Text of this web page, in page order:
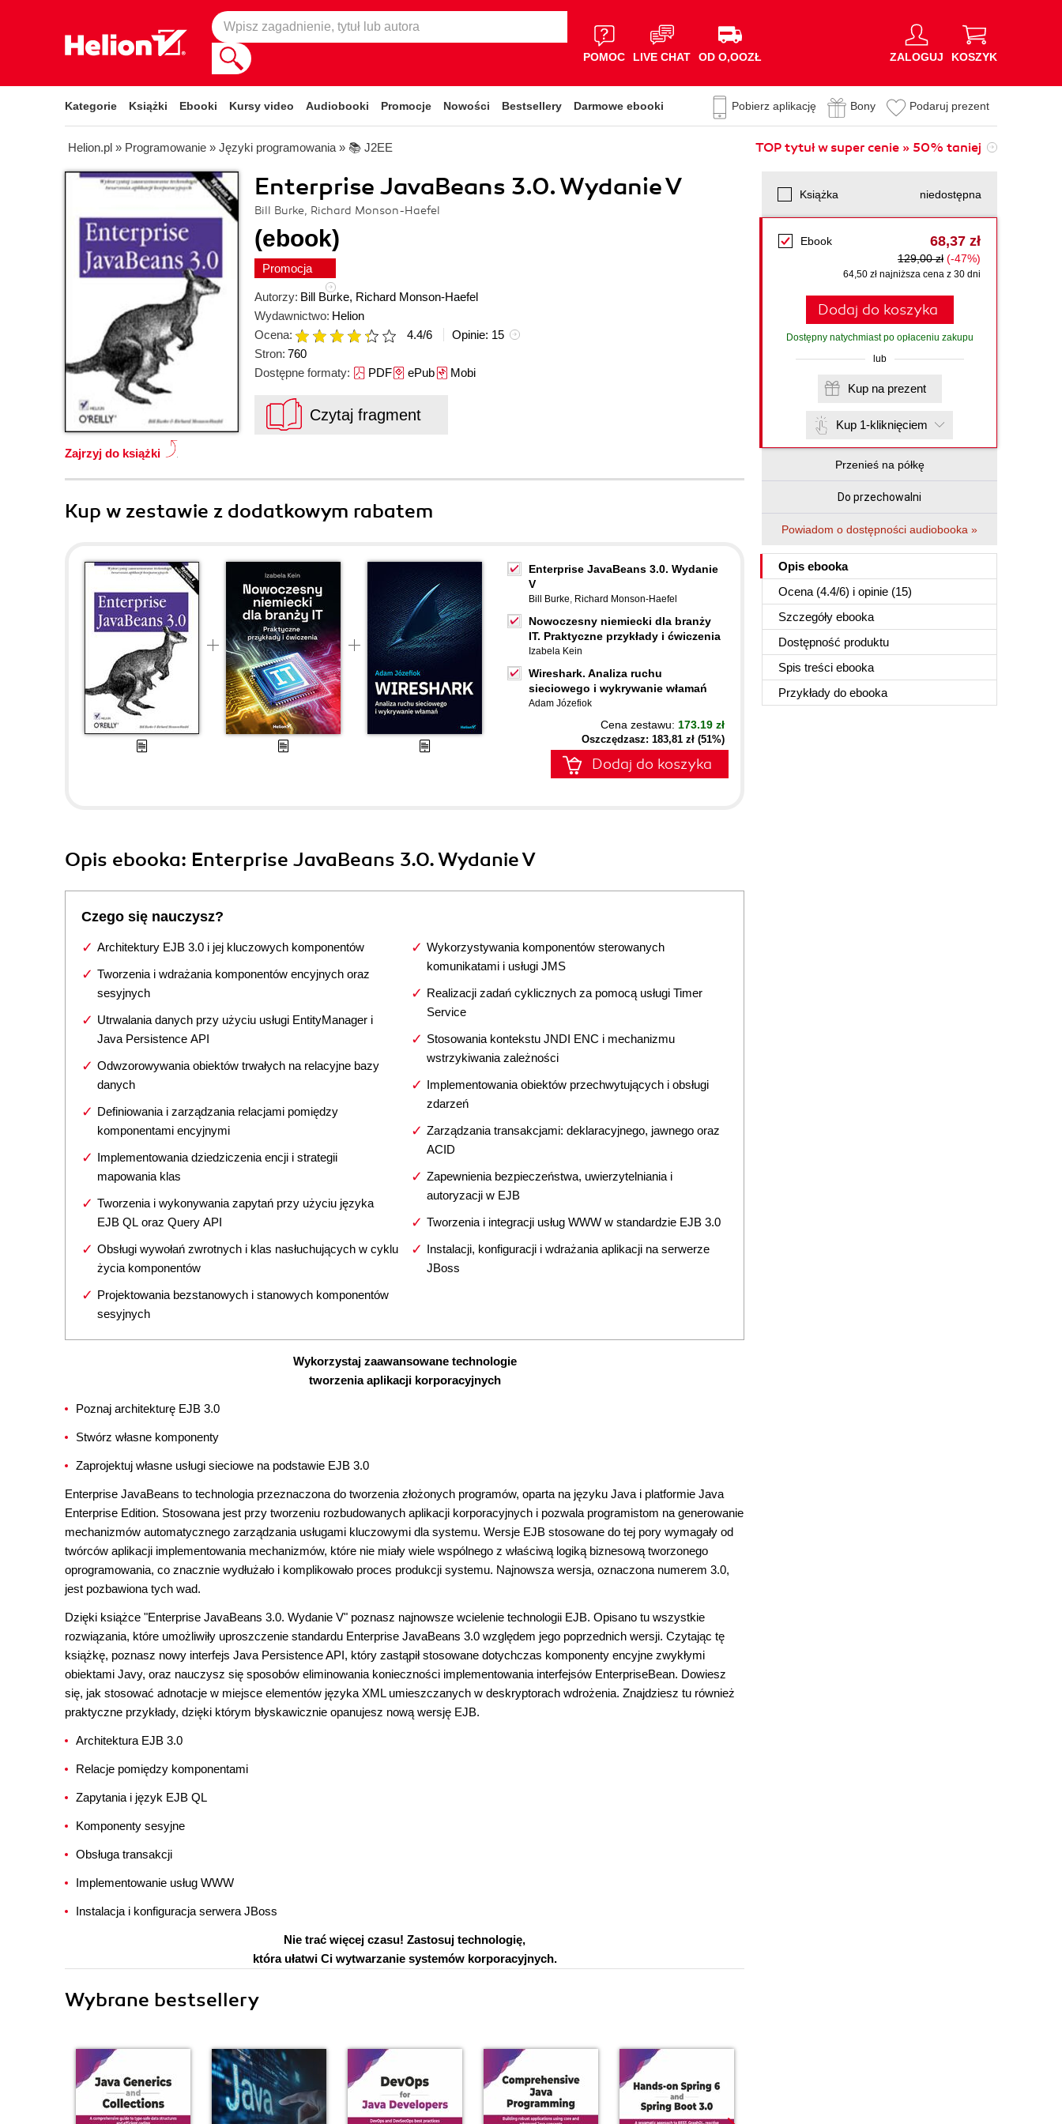
POMOC LIVE CHAT OD O,OOZŁ ZALOGUJ KOSZYK
Kategorie Książki Ebooki Kursy video Audiobooki Promocje Nowości Bestsellery Darmowe ebooki Pobierz aplikację Bony Podaruj prezent
Helion.pl » Programowanie » Języki programowania » 📚 J2EE TOP tytuł w super cenie » 50% taniej
Enterprise JavaBeans 3.0. Wydanie V
Bill Burke, Richard Monson-Haefel
(ebook)
Promocja
Zajrzyj do książki
Autorzy: Bill Burke, Richard Monson-Haefel
Wydawnictwo: Helion
Ocena:
4.4/6 Opinie: 15
Stron: 760
Dostępne formaty: PDFePubMobi
Czytaj fragment
Książka niedostępna
Ebook 68,37 zł
129,00 zł (-47%)
64,50 zł najniższa cena z 30 dni
Dodaj do koszyka
Dostępny natychmiast po opłaceniu zakupu
lub
Kup na prezent
Kup 1-kliknięciem
Przenieś na półkę
Do przechowalni
Powiadom o dostępności audiobooka »
Opis ebooka
Ocena (4.4/6) i opinie (15)
Szczegóły ebooka
Dostępność produktu
Spis treści ebooka
Przykłady do ebooka
Kup w zestawie z dodatkowym rabatem
Enterprise JavaBeans 3.0. Wydanie
V
Bill Burke, Richard Monson-Haefel
Nowoczesny niemiecki dla branży
IT. Praktyczne przykłady i ćwiczenia
Izabela Kein
Wireshark. Analiza ruchu
sieciowego i wykrywanie włamań
Adam Józefiok
Cena zestawu: 173.19 zł
Oszczędzasz: 183,81 zł (51%)
Dodaj do koszyka
Opis ebooka: Enterprise JavaBeans 3.0. Wydanie V
Czego się nauczysz?
Architektury EJB 3.0 i jej kluczowych komponentów
Tworzenia i wdrażania komponentów encyjnych oraz
sesyjnych
Utrwalania danych przy użyciu usługi EntityManager i
Java Persistence API
Odwzorowywania obiektów trwałych na relacyjne bazy
danych
Definiowania i zarządzania relacjami pomiędzy
komponentami encyjnymi
Implementowania dziedziczenia encji i strategii
mapowania klas
Tworzenia i wykonywania zapytań przy użyciu języka
EJB QL oraz Query API
Obsługi wywołań zwrotnych i klas nasłuchujących w cyklu
życia komponentów
Projektowania bezstanowych i stanowych komponentów
sesyjnych
Wykorzystywania komponentów sterowanych
komunikatami i usługi JMS
Realizacji zadań cyklicznych za pomocą usługi Timer
Service
Stosowania kontekstu JNDI ENC i mechanizmu
wstrzykiwania zależności
Implementowania obiektów przechwytujących i obsługi
zdarzeń
Zarządzania transakcjami: deklaracyjnego, jawnego oraz
ACID
Zapewnienia bezpieczeństwa, uwierzytelniania i
autoryzacji w EJB
Tworzenia i integracji usług WWW w standardzie EJB 3.0
Instalacji, konfiguracji i wdrażania aplikacji na serwerze
JBoss
Wykorzystaj zaawansowane technologie
tworzenia aplikacji korporacyjnych
Poznaj architekturę EJB 3.0
Stwórz własne komponenty
Zaprojektuj własne usługi sieciowe na podstawie EJB 3.0
Enterprise JavaBeans to technologia przeznaczona do tworzenia złożonych programów, oparta na języku Java i platformie Java
Enterprise Edition. Stosowana jest przy tworzeniu rozbudowanych aplikacji korporacyjnych i pozwala programistom na generowanie
mechanizmów automatycznego zarządzania usługami kluczowymi dla systemu. Wersje EJB stosowane do tej pory wymagały od
twórców aplikacji implementowania mechanizmów, które nie miały wiele wspólnego z właściwą logiką biznesową tworzonego
oprogramowania, co znacznie wydłużało i komplikowało proces produkcji systemu. Najnowsza wersja, oznaczona numerem 3.0,
jest pozbawiona tych wad.
Dzięki książce "Enterprise JavaBeans 3.0. Wydanie V" poznasz najnowsze wcielenie technologii EJB. Opisano tu wszystkie
rozwiązania, które umożliwiły uproszczenie standardu Enterprise JavaBeans 3.0 względem jego poprzednich wersji. Czytając tę
książkę, poznasz nowy interfejs Java Persistence API, który zastąpił stosowane dotychczas komponenty encyjne zwykłymi
obiektami Javy, oraz nauczysz się sposobów eliminowania konieczności implementowania interfejsów EnterpriseBean. Dowiesz
się, jak stosować adnotacje w miejsce elementów języka XML umieszczanych w deskryptorach wdrożenia. Znajdziesz tu również
praktyczne przykłady, dzięki którym błyskawicznie opanujesz nową wersję EJB.
Architektura EJB 3.0
Relacje pomiędzy komponentami
Zapytania i język EJB QL
Komponenty sesyjne
Obsługa transakcji
Implementowanie usług WWW
Instalacja i konfiguracja serwera JBoss
Nie trać więcej czasu! Zastosuj technologię,
która ułatwi Ci wytwarzanie systemów korporacyjnych.
Wybrane bestsellery